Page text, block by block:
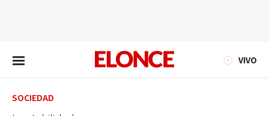
VIVO
SOCIEDAD